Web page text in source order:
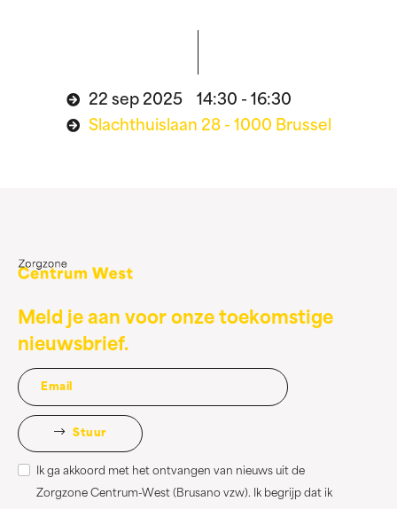
22 sep 2025 14:30 - 16:30
Slachthuislaan 28 - 1000 Brussel
Meld je aan voor onze toekomstige
nieuwsbrief.
Stuur
Ik ga akkoord met het ontvangen van nieuws uit de
Zorgzone Centrum-West (Brusano vzw). Ik begrijp dat ik